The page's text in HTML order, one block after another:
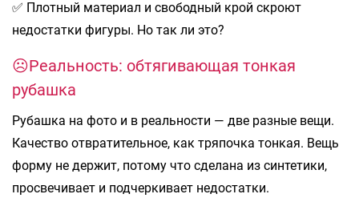
✅ Плотный материал и свободный крой скроют
недостатки фигуры. Но так ли это?
☹️Реальность: обтягивающая тонкая
рубашка
Рубашка на фото и в реальности — две разные вещи.
Качество отвратительное, как тряпочка тонкая. Вещь
форму не держит, потому что сделана из синтетики,
просвечивает и подчеркивает недостатки.